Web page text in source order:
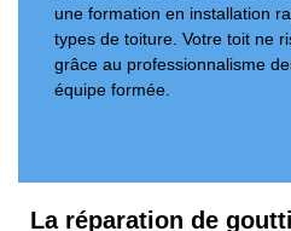
une formation en installation
types de toiture. Votre toit ne
grâce au professionnalisme
équipe formée.
La réparation de